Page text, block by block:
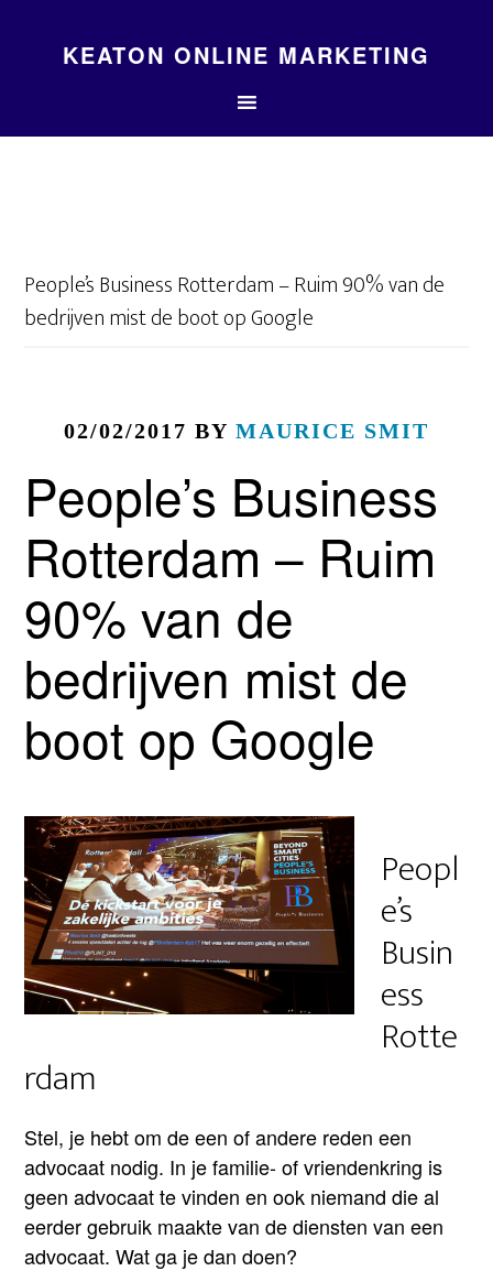
KEATON ONLINE MARKETING
People’s Business Rotterdam – Ruim 90% van de
bedrijven mist de boot op Google
02/02/2017 BY MAURICE SMIT
People’s Business
Rotterdam – Ruim
90% van de
bedrijven mist de
boot op Google
Peopl
e’s
Busin
ess
Rotte
rdam
Stel, je hebt om de een of andere reden een
advocaat nodig. In je familie- of vriendenkring is
geen advocaat te vinden en ook niemand die al
eerder gebruik maakte van de diensten van een
advocaat. Wat ga je dan doen?